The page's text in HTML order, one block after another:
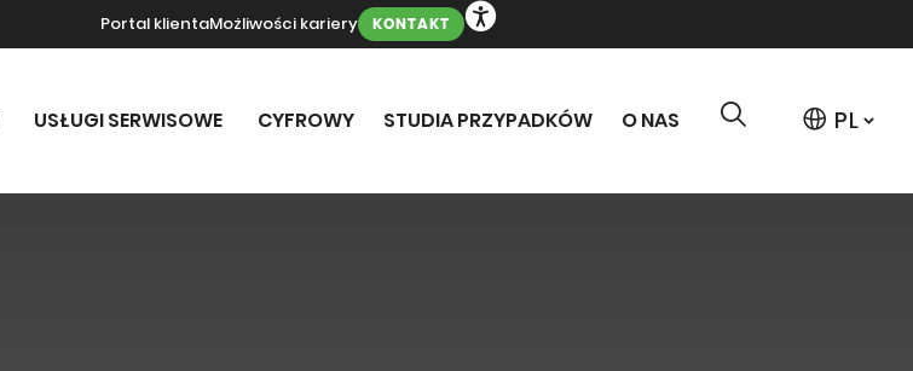
Portal klientaMożliwości kariery KONTAKT
USŁUGI SERWISOWE CYFROWY STUDIA PRZYPADKÓW O NAS